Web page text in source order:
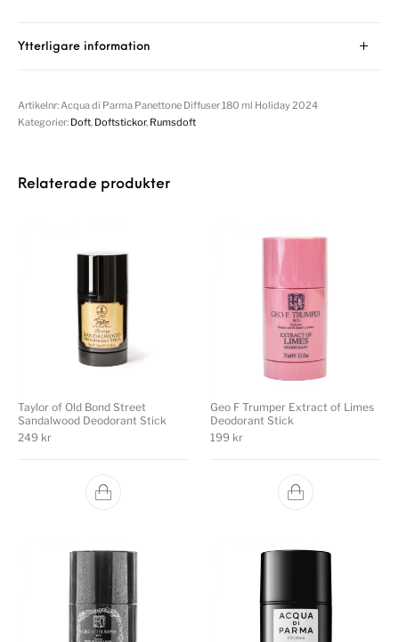
Ytterligare information
Artikelnr: Acqua di Parma Panettone Diffuser 180 ml Holiday 2024
Kategorier: Doft Doftstickor, Rumsdoft
Relaterade produkter
Taylor of Old Bond Street
Sandalwood Deodorant Stick
249 kr
Geo F Trumper Extract of Limes
Deodorant Stick
199 kr